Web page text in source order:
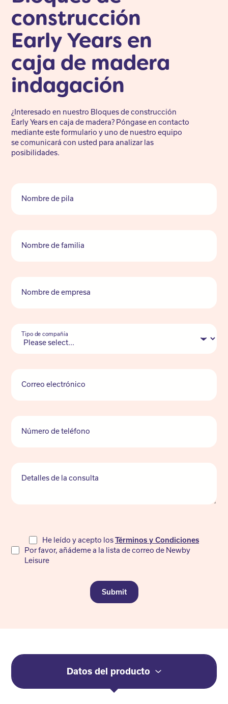
construcción
Early Years en
caja de madera
indagación
¿Interesado en nuestro Bloques de construcción
Early Years en caja de madera? Póngase en contacto
mediante este formulario y uno de nuestro equipo
se comunicará con usted para analizar las
posibilidades.
Nombre de pila
Nombre de familia
Nombre de empresa
Tipo de compañía
Correo electrónico
Número de teléfono
Detalles de la consulta
not
He leído y acepto losTérminos y Condiciones
Por favor, añádeme a la lista de correo de Newby
Leisure
Submit
Datos del producto